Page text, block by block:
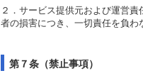
２．サービス提供元および運営
者の損害につき、一切責任を負わ
第７条（禁止事項）